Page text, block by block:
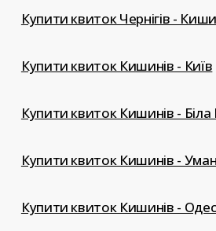
Купити квиток Чернігів -
Купити квиток Кишинів - Київ
Купити квиток Кишинів - Біла
Купити квиток Кишинів -
Купити квиток Кишинів -